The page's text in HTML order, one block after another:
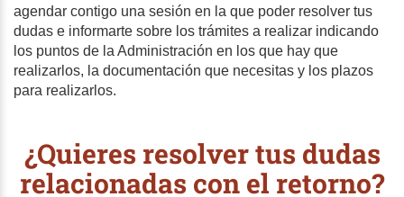
agendar contigo una sesión en la que poder resolver tus
dudas e informarte sobre los trámites a realizar indicando
los puntos de la Administración en los que hay que
realizarlos, la documentación que necesitas y los plazos
para realizarlos.
¿Quieres resolver tus dudas
relacionadas con el retorno?